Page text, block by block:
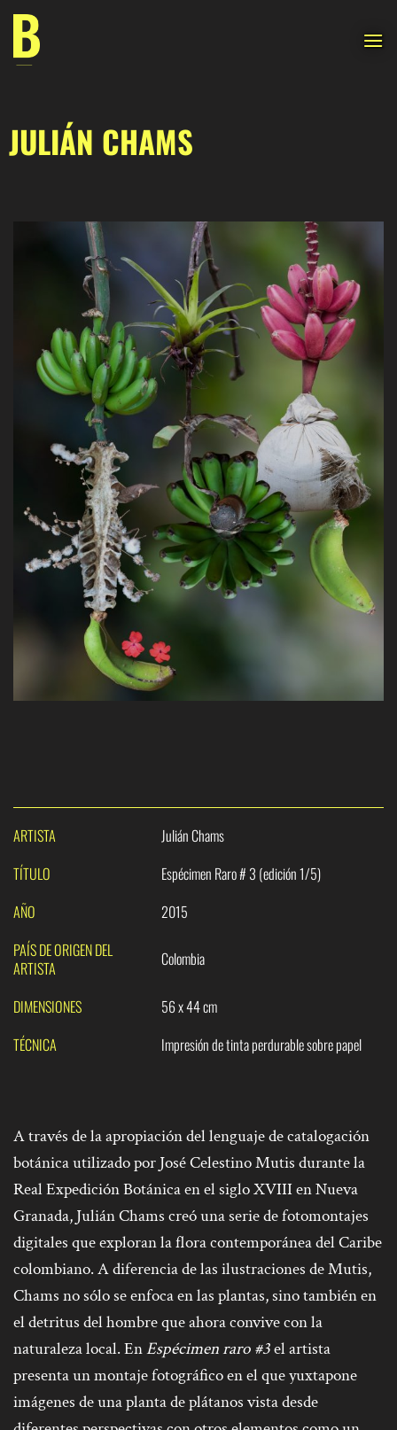
Saltar
contenido
JULIÁN CHAMS
ARTISTA
Julián Chams
TÍTULO
Espécimen Raro # 3 (edición 1/5)
AÑO
2015
PAÍS DE ORIGEN DEL
ARTISTA
Colombia
DIMENSIONES
56 x 44 cm
TÉCNICA
Impresión de tinta perdurable sobre papel
A través de la apropiación del lenguaje de catalogación
botánica utilizado por José Celestino Mutis durante la
Real Expedición Botánica en el siglo XVIII en Nueva
Granada, Julián Chams creó una serie de fotomontajes
digitales que exploran la flora contemporánea del Caribe
colombiano. A diferencia de las ilustraciones de Mutis,
Chams no sólo se enfoca en las plantas, sino también en
el detritus del hombre que ahora convive con la
naturaleza local. EnEspécimen raro #3el artista
presenta un montaje fotográfico en el que yuxtapone
imágenes de una planta de plátanos vista desde